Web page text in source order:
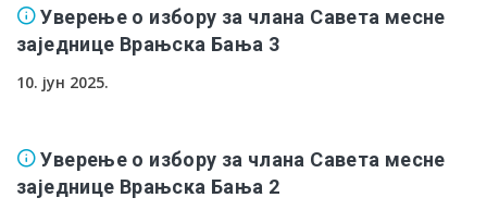
Уверење о избору за члана Савета месне
заједнице Врањска Бања 3
10. јун 2025.
Уверење о избору за члана Савета месне
заједнице Врањска Бања 2